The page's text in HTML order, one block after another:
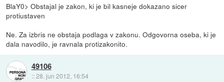
BlaY0> Obstajal je zakon, ki je bil kasneje dokazano sicer
protiustaven
Ne. Za izbris ne obstaja podlaga v zakonu. Odgovorna oseba, ki je
dala navodilo, je ravnala protizakonito.
49106
::28. jun 2012, 16:54